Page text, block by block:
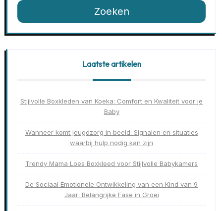
Zoeken
Laatste artikelen
Stijlvolle Boxkleden van Koeka: Comfort en Kwaliteit voor je
Baby
Wanneer komt jeugdzorg in beeld: Signalen en situaties
waarbij hulp nodig kan zijn
Trendy Mama Loes Boxkleed voor Stijlvolle Babykamers
De Sociaal Emotionele Ontwikkeling van een Kind van 9
Jaar: Belangrijke Fase in Groei